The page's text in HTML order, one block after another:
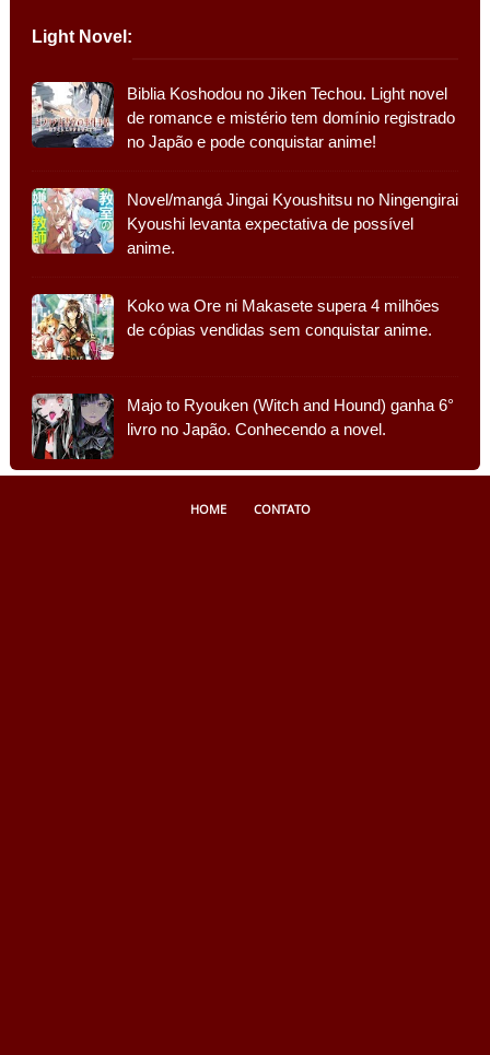
Light Novel:
Biblia Koshodou no Jiken Techou. Light novel
de romance e mistério tem domínio registrado
no Japão e pode conquistar anime!
Novel/mangá Jingai Kyoushitsu no Ningengirai
Kyoushi levanta expectativa de possível
anime.
Koko wa Ore ni Makasete supera 4 milhões
de cópias vendidas sem conquistar anime.
Majo to Ryouken (Witch and Hound) ganha 6°
livro no Japão. Conhecendo a novel.
HOME CONTATO